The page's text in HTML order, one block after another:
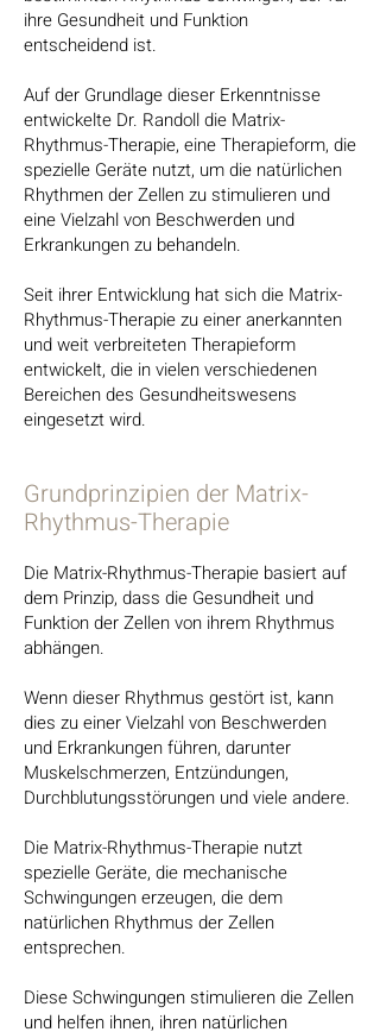
ihre Gesundheit und Funktion
entscheidend ist.
Auf der Grundlage dieser Erkenntnisse
entwickelte Dr. Randoll die Matrix-
Rhythmus-Therapie, eine Therapieform, die
spezielle Geräte nutzt, um die natürlichen
Rhythmen der Zellen zu stimulieren und
eine Vielzahl von Beschwerden und
Erkrankungen zu behandeln.
Seit ihrer Entwicklung hat sich die Matrix-
Rhythmus-Therapie zu einer anerkannten
und weit verbreiteten Therapieform
entwickelt, die in vielen verschiedenen
Bereichen des Gesundheitswesens
eingesetzt wird.
Grundprinzipien der Matrix-
Rhythmus-Therapie
Die Matrix-Rhythmus-Therapie basiert auf
dem Prinzip, dass die Gesundheit und
Funktion der Zellen von ihrem Rhythmus
abhängen.
Wenn dieser Rhythmus gestört ist, kann
dies zu einer Vielzahl von Beschwerden
und Erkrankungen führen, darunter
Muskelschmerzen, Entzündungen,
Durchblutungsstörungen und viele andere.
Die Matrix-Rhythmus-Therapie nutzt
spezielle Geräte, die mechanische
Schwingungen erzeugen, die dem
natürlichen Rhythmus der Zellen
entsprechen.
Diese Schwingungen stimulieren die Zellen
und helfen ihnen, ihren natürlichen